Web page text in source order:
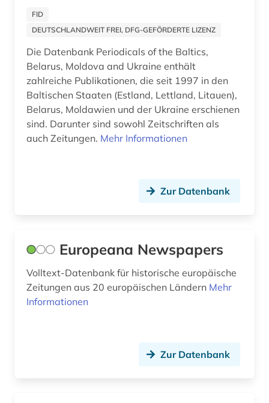
FID
DEUTSCHLANDWEIT FREI, DFG-GEFÖRDERTE LIZENZ
Die Datenbank Periodicals of the Baltics,
Belarus, Moldova and Ukraine enthält
zahlreiche Publikationen, die seit 1997 in den
Baltischen Staaten (Estland, Lettland, Litauen),
Belarus, Moldawien und der Ukraine erschienen
sind. Darunter sind sowohl Zeitschriften als
auch Zeitungen. Mehr Informationen
Zur Datenbank
Europeana Newspapers
Volltext-Datenbank für historische europäische
Zeitungen aus 20 europäischen Ländern Mehr
Informationen
Zur Datenbank